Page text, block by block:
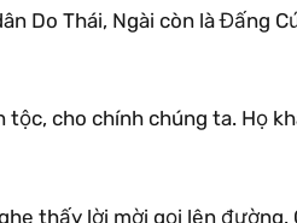
Do Thái, Ngài còn là Đấng
tộc, cho chính chúng ta. Họ
thấy lời mời gọi lên đường.